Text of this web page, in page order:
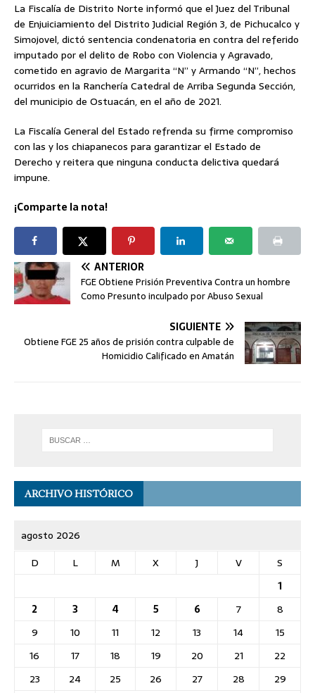
La Fiscalía de Distrito Norte informó que el Juez del Tribunal
de Enjuiciamiento del Distrito Judicial Región 3, de Pichucalco y
Simojovel, dictó sentencia condenatoria en contra del referido
imputado por el delito de Robo con Violencia y Agravado,
cometido en agravio de Margarita “N” y Armando “N”, hechos
ocurridos en la Ranchería Catedral de Arriba Segunda Sección,
del municipio de Ostuacán, en el año de 2021.
La Fiscalía General del Estado refrenda su firme compromiso
con las y los chiapanecos para garantizar el Estado de
Derecho y reitera que ninguna conducta delictiva quedará
impune.
¡Comparte la nota!
ANTERIOR
FGE Obtiene Prisión Preventiva Contra un hombre
Como Presunto inculpado por Abuso Sexual
SIGUIENTE
Obtiene FGE 25 años de prisión contra culpable de
Homicidio Calificado en Amatán
ARCHIVO HISTÓRICO
agosto 2026
D
L M X J V
S
1
2
3 4 5 6 7
8
9
10 11 12 13 14
15
16
17 18 19 20 21
22
23
24 25 26 27 28
29